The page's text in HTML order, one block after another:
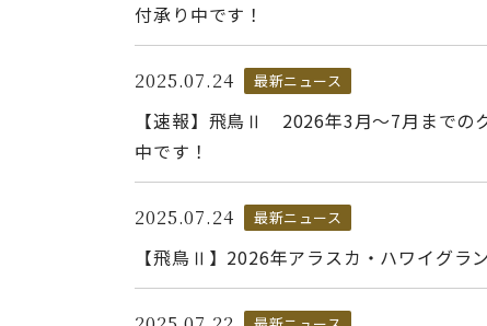
付承り中です！
2025.07.24 最新ニュース
【速報】飛鳥Ⅱ 2026年3月～7月までの
中です！
2025.07.24 最新ニュース
【飛鳥Ⅱ】2026年アラスカ・ハワイグラ